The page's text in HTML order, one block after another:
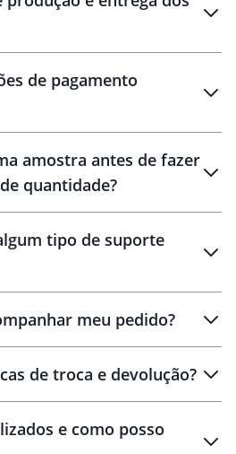
brinde
48 horas
de pagamento
amostra antes de fazer
quantidade?
amostras
tipo de suporte
meu pedido?
de troca e devolução?
e como posso